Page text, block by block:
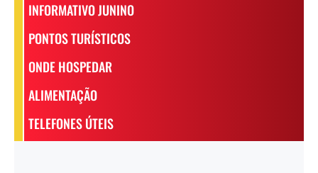
INFORMATIVO JUNINO
PONTOS TURÍSTICOS
ONDE HOSPEDAR
ALIMENTAÇÃO
TELEFONES ÚTEIS